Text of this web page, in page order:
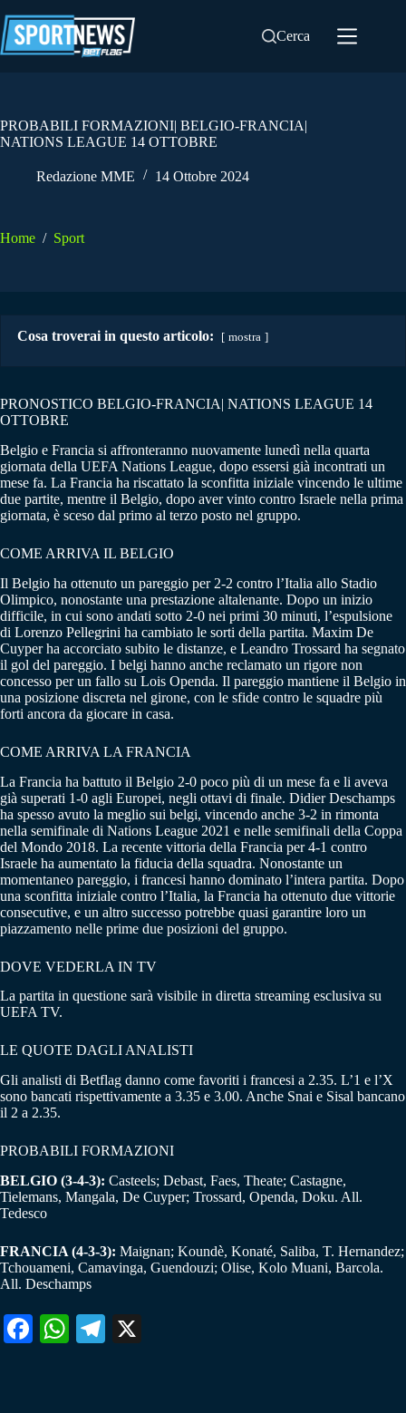
al
contenuto
Cerca
PROBABILI FORMAZIONI| BELGIO-FRANCIA|
NATIONS LEAGUE 14 OTTOBRE
Redazione MME 14 Ottobre 2024
Home / Sport
Cosa troverai in questo articolo: mostra
PRONOSTICO BELGIO-FRANCIA| NATIONS LEAGUE 14
OTTOBRE
Belgio e Francia si affronteranno nuovamente lunedì nella quarta
giornata della UEFA Nations League, dopo essersi già incontrati un
mese fa. La Francia ha riscattato la sconfitta iniziale vincendo le ultime
due partite, mentre il Belgio, dopo aver vinto contro Israele nella prima
giornata, è sceso dal primo al terzo posto nel gruppo.
COME ARRIVA IL BELGIO
Il Belgio ha ottenuto un pareggio per 2-2 contro l’Italia allo Stadio
Olimpico, nonostante una prestazione altalenante. Dopo un inizio
difficile, in cui sono andati sotto 2-0 nei primi 30 minuti, l’espulsione
di Lorenzo Pellegrini ha cambiato le sorti della partita. Maxim De
Cuyper ha accorciato subito le distanze, e Leandro Trossard ha segnato
il gol del pareggio. I belgi hanno anche reclamato un rigore non
concesso per un fallo su Lois Openda. Il pareggio mantiene il Belgio in
una posizione discreta nel girone, con le sfide contro le squadre più
forti ancora da giocare in casa.
COME ARRIVA LA FRANCIA
La Francia ha battuto il Belgio 2-0 poco più di un mese fa e li aveva
già superati 1-0 agli Europei, negli ottavi di finale. Didier Deschamps
ha spesso avuto la meglio sui belgi, vincendo anche 3-2 in rimonta
nella semifinale di Nations League 2021 e nelle semifinali della Coppa
del Mondo 2018. La recente vittoria della Francia per 4-1 contro
Israele ha aumentato la fiducia della squadra. Nonostante un
momentaneo pareggio, i francesi hanno dominato l’intera partita. Dopo
una sconfitta iniziale contro l’Italia, la Francia ha ottenuto due vittorie
consecutive, e un altro successo potrebbe quasi garantire loro un
piazzamento nelle prime due posizioni del gruppo.
DOVE VEDERLA IN TV
La partita in questione sarà visibile in diretta streaming esclusiva su
UEFA TV.
LE QUOTE DAGLI ANALISTI
Gli analisti di Betflag danno come favoriti i francesi a 2.35. L’1 e l’X
sono bancati rispettivamente a 3.35 e 3.00. Anche Snai e Sisal bancano
il 2 a 2.35.
PROBABILI FORMAZIONI
BELGIO (3-4-3): Casteels; Debast, Faes, Theate; Castagne,
Tielemans, Mangala, De Cuyper; Trossard, Openda, Doku. All.
Tedesco
FRANCIA (4-3-3): Maignan; Koundè, Konaté, Saliba, T. Hernandez;
Tchouameni, Camavinga, Guendouzi; Olise, Kolo Muani, Barcola.
All. Deschamps
Fa W
Te